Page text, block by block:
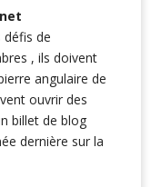
défis de
, ils doivent
angulaire de
ouvrir des
billet de blog
dernière sur la